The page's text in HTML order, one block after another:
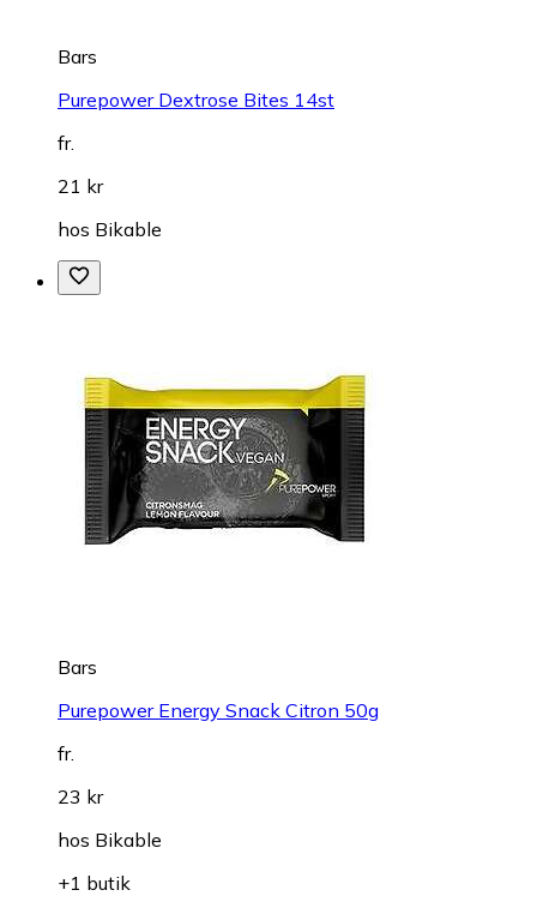
Bars
Purepower Dextrose Bites 14st
fr.
21 kr
hos Bikable
Bars
Purepower Energy Snack Citron 50g
fr.
23 kr
hos Bikable
+1 butik